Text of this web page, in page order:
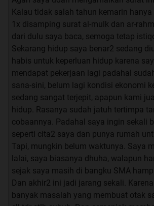
oiya waktu pertama kali ane amalin ini
barengin juga sama amalan yg lain.
sedekah, dhuha, tahajud.
mungkin itu juga yg ngebuat efeknya
hidup ane..
InsyaAllah kedepannya bisa poll 40
atau bahkan bisa jadi amalan rutin
Sesepuh Forum Supranatural -
Izinkan dengan kerendahan hati saya
amalan yang saya lazimkan sejak
Kalau tidak salah tahun kemarin
1x disamping surat al-mulk dan ar-
dari dulu saya baca, semoga tetap
Sekarang hidup saya benar2 sedang
habis untuk keperluan hidup karena
mendapat pekerjaan lagi padahal
sana-sini, belum lagi kondisi ekonomi
sedang sangat terjepit, apapun kami
hidup. Rasanya sudah jatuh tertimpa
cobaannya. Padahal saya ingin sekali
seperti cita2 saya dan punya rumah
Tapi, mungkin belum waktunya. Saya
lalai, saya biasanya dhuha, walapun
sejak saya masih di bangku SMA
Dan akhir2 ini jadi jarang sekali.
banyak masalah yang membuat otak